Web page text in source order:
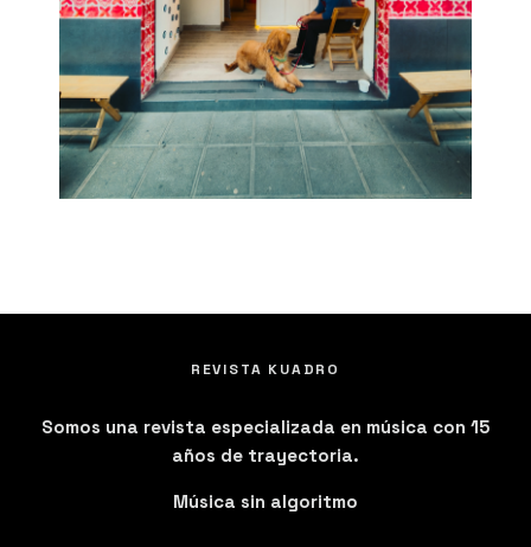
REVISTA KUADRO
Somos una revista especializada en música con 15
años de trayectoria.
Música sin algoritmo